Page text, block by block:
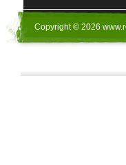
Copyright © 2026